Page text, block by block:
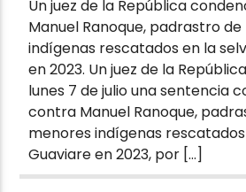
Un juez de la República
Manuel Ranoque, padrastro de
indígenas rescatados en la
en 2023. Un juez de la
lunes 7 de julio una sentencia
contra Manuel Ranoque,
menores indígenas
Guaviare en 2023, por […]